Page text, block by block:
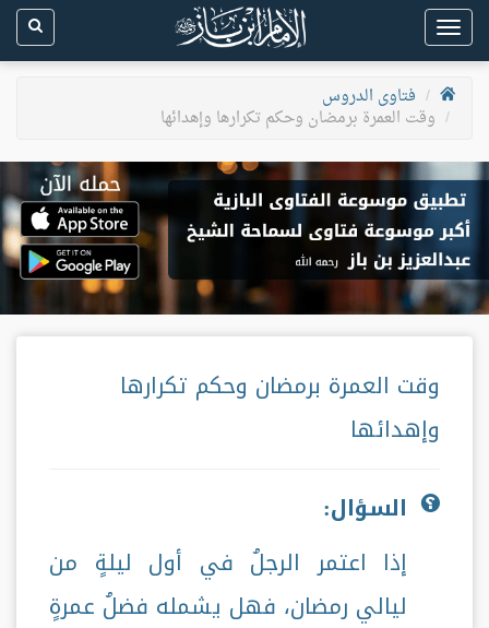
Toggle
navigation
فتاوى الدروس
وقت العمرة برمضان وحكم تكرارها وإهدائها
وقت العمرة برمضان وحكم تكرارها
وإهدائها
السؤال:
إذا اعتمر الرجلُ في أول ليلةٍ من
ليالي رمضان، فهل يشمله فضلُ عمرةٍ